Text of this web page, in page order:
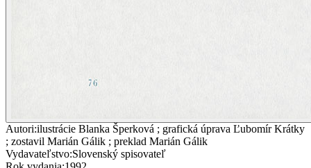
Autori:ilustrácie Blanka Šperková ; grafická úprava Ľubomír Krátky
; zostavil Marián Gálik ; preklad Marián Gálik
Vydavateľstvo:Slovenský spisovateľ